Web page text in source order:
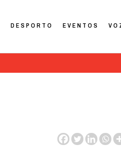
DESPORTO EVENTOS